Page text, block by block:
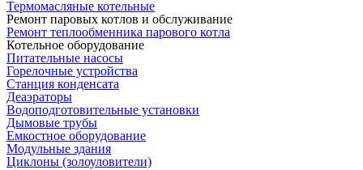
Термомасляные котельные
Ремонт паровых котлов и обслуживание
Ремонт теплообменника парового котла
Котельное оборудование
Питательные насосы
Горелочные устройства
Станция конденсата
Деаэраторы
Водоподготовительные установки
Дымовые трубы
Емкостное оборудование
Mодульные здания
Циклоны (золоуловители)